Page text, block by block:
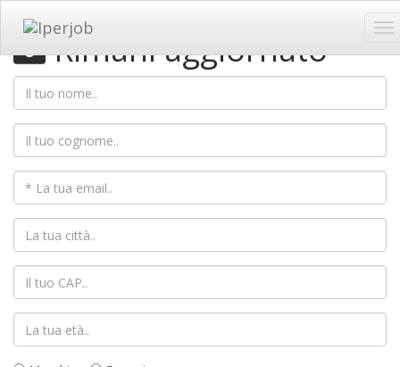
Rimani aggiornato